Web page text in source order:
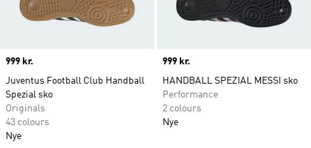
Price
999 kr.
Juventus Football Club Handball
Spezial sko
Originals
43 colours
Nye
Price
999 kr.
HANDBALL SPEZIAL MESSI sko
Performance
2 colours
Nye